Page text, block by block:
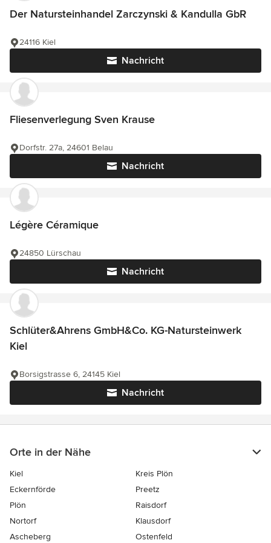
Der Natursteinhandel Zarczynski & Kandulla GbR
Nachricht
24116 Kiel
Fliesenverlegung Sven Krause
Nachricht
Dorfstr. 27a, 24601 Belau
Légère Céramique
Nachricht
24850 Lürschau
Schlüter&Ahrens GmbH&Co. KG-Natursteinwerk
Kiel
Nachricht
Borsigstrasse 6, 24145 Kiel
Orte in der Nähe
Kiel
Kreis Plön
Eckernförde
Preetz
Plön
Raisdorf
Nortorf
Klausdorf
Ascheberg
Ostenfeld